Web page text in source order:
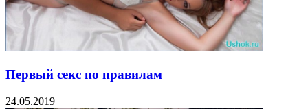
Первый секс по правилам
24.05.2019